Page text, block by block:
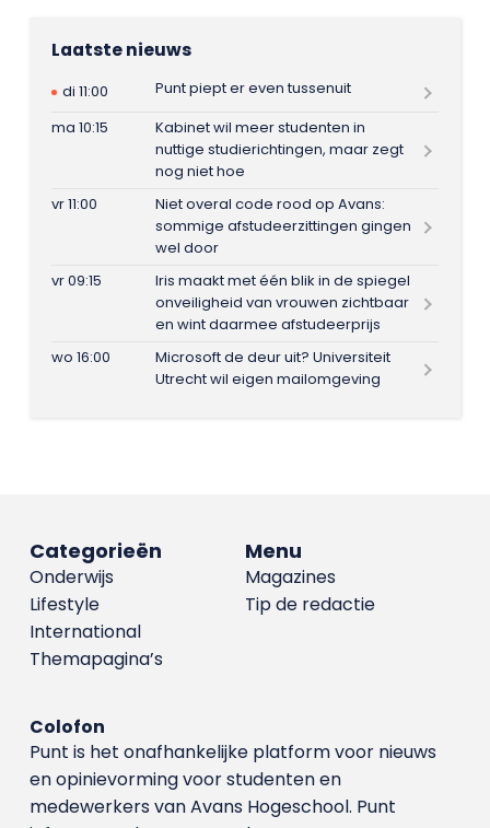
Laatste nieuws
di 11:00
Punt piept er even tussenuit
ma 10:15
Kabinet wil meer studenten in
nuttige studierichtingen, maar zegt
nog niet hoe
vr 11:00
Niet overal code rood op Avans:
sommige afstudeerzittingen gingen
wel door
vr 09:15
Iris maakt met één blik in de spiegel
onveiligheid van vrouwen zichtbaar
en wint daarmee afstudeerprijs
wo 16:00
Microsoft de deur uit? Universiteit
Utrecht wil eigen mailomgeving
Menu
Magazines
Tip de redactie
Categorieën
Onderwijs
Lifestyle
International
Themapagina’s
Colofon
Punt is het onafhankelijke platform voor nieuws
en opinievorming voor studenten en
medewerkers van Avans Hoge­school. Punt